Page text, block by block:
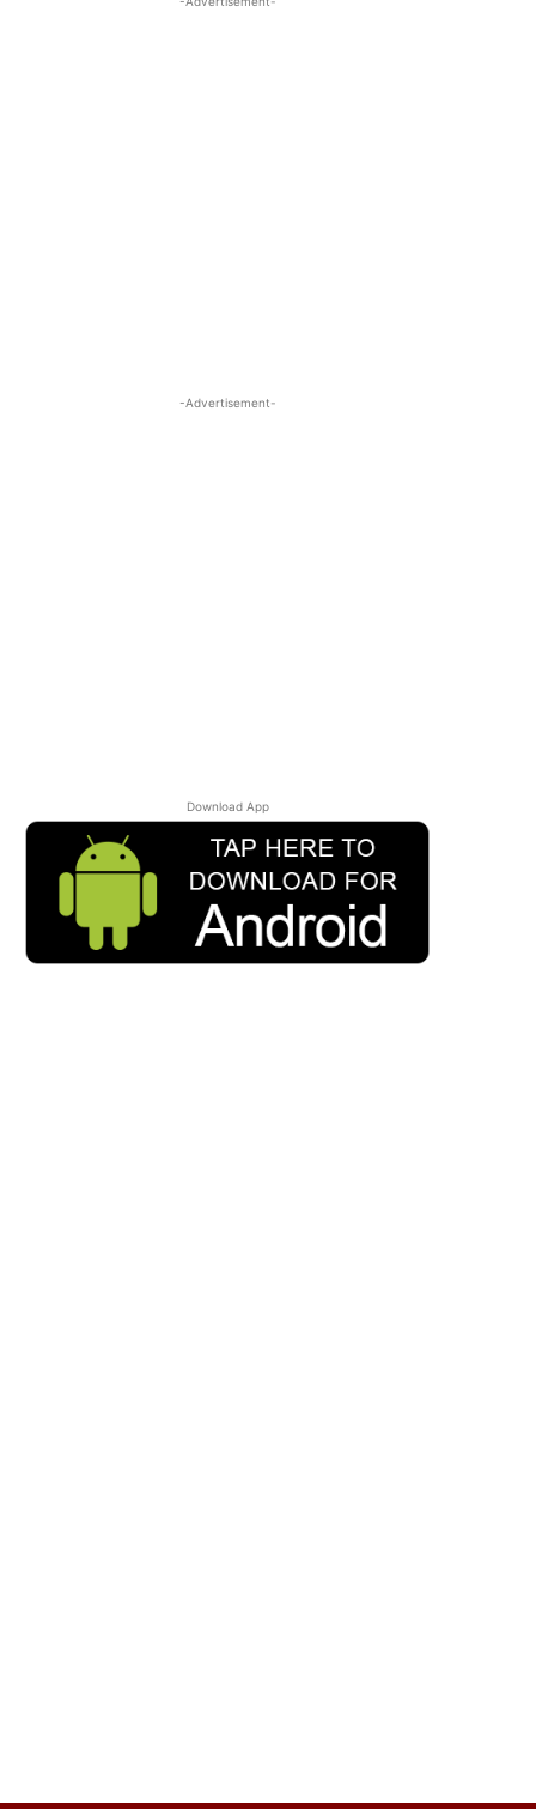
-Advertisement-
Download App